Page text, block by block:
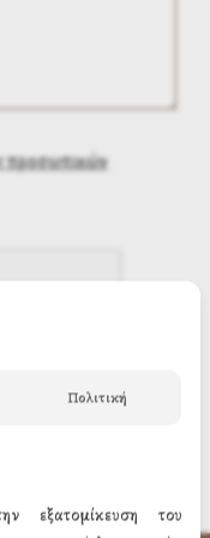
προσωπικών
Πολιτική
εξατομίκευση του